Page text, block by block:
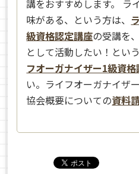
講をおすすめします。 ラ
味がある、という方は、
級資格認定講座の受講を
として活動したい！とい
フオーガナイザー1級資
い。ライフオーガナイザ
協会概要についての資料